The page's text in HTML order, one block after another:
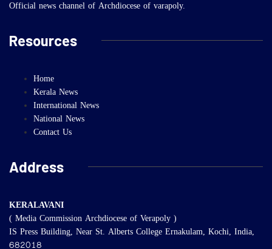
Official news channel of Archdiocese of varapoly.
Resources
Home
Kerala News
International News
National News
Contact Us
Address
KERALAVANI
( Media Commission Archdiocese of Verapoly )
IS Press Building, Near St. Alberts College Ernakulam, Kochi, India,
682018